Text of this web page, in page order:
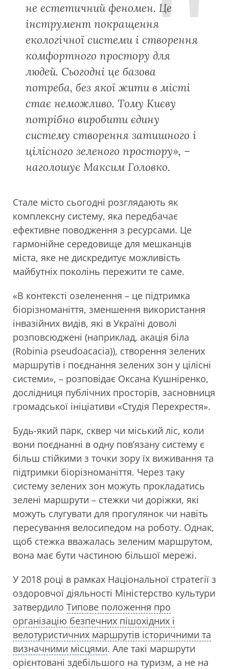
не естетичний феномен. Це
інструмент покращення
екологічної системи і створення
комфортного простору для
людей. Сьогодні це базова
потреба, без якої жити в місті
стає неможливо. Тому Києву
потрібно виробити єдину
систему створення затишного і
цілісного зеленого простору», –
наголошує Максим Головко.
Стале місто сьогодні розглядають як
комплексну систему, яка передбачає
ефективне поводження з ресурсами. Це
гармонійне середовище для мешканців
міста, яке не дискредитує можливість
майбутніх поколінь пережити те саме.
«В контексті озеленення – це підтримка
біорізноманіття, зменшення використання
інвазійних видів, які в Україні доволі
розповсюджені (наприклад, акація біла
(Robinia pseudoacacia)), створення зелених
маршрутів і поєднання зелених зон у цілісні
системи», – розповідає Оксана Кушніренко,
дослідниця публічних просторів, засновниця
громадської ініціативи «Студія Перехрестя».
Будь-який парк, сквер чи міський ліс, коли
вони поєднанні в одну пов’язану систему є
більш стійкими з точки зору їх виживання та
підтримки біорізноманіття. Через таку
систему зелених зон можуть прокладатись
зелені маршрути – стежки чи доріжки, які
можуть слугувати для прогулянок чи навіть
пересування велосипедом на роботу. Однак,
щоб стежка вважалась зеленим маршрутом,
вона має бути частиною більшої мережі.
У 2018 році в рамках Національної стратегії з
оздоровчої діяльності Міністерство культури
затвердило Типове положення про
організацію безпечних пішохідних і
велотуристичних маршрутів історичними та
визначними місцями. Але такі маршрути
орієнтовані здебільшого на туризм, а не на